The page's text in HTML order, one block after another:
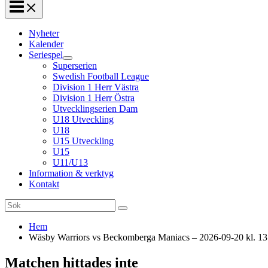
Nyheter
Kalender
Seriespel
Superserien
Swedish Football League
Division 1 Herr Västra
Division 1 Herr Östra
Utvecklingserien Dam
U18 Utveckling
U18
U15 Utveckling
U15
U11/U13
Information & verktyg
Kontakt
Search
for:
Hem
Wäsby Warriors vs Beckomberga Maniacs – 2026-09-20 kl.
Matchen hittades inte